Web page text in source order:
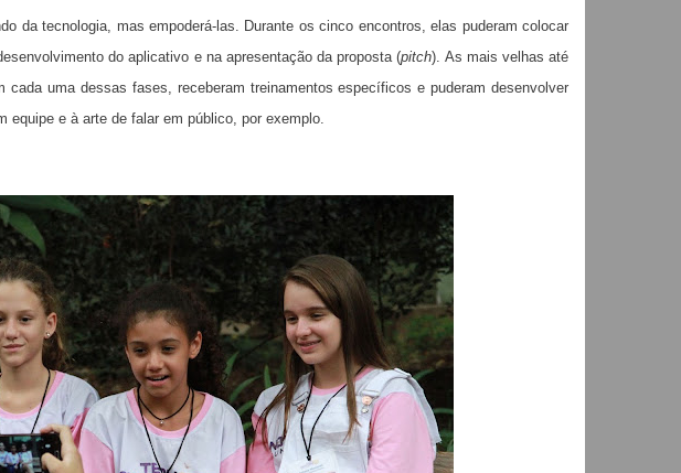
da tecnologia, mas empoderá-las. Durante os cinco encontros, elas puderam colocar
do aplicativo e na apresentação da proposta (pitch). As mais velhas até
cada uma dessas fases, receberam treinamentos específicos e puderam desenvolver
equipe e à arte de falar em público, por exemplo.